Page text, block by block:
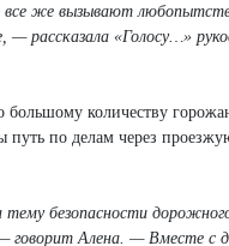
все же вызывают
рассказала «Голосу…»
количеству
по делам через
безопасности
говорит Алена. — Вместе с